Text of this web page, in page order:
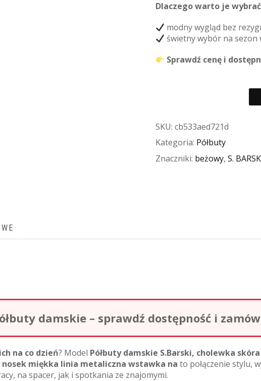
Dlaczego warto je
modny wygląd bez
świetny wybór na
Sprawdź cenę i
SKU: cb533aed721d
Kategoria: Półbuty
Znaczniki: beżowy, S.
damskie – sprawdź dostępność i
na co dzień? Model Półbuty damskie S.Barski, cholewka
miękka linia metaliczna wstawka na to połączenie stylu,
na spacer, jak i spotkania ze znajomymi.